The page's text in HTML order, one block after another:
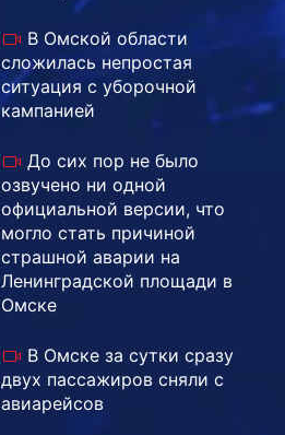
В Омской области
сложилась непростая
ситуация с уборочной
кампанией
До сих пор не было
озвучено ни одной
официальной версии, что
могло стать причиной
страшной аварии на
Ленинградской площади в
Омске
В Омске за сутки сразу
двух пассажиров сняли с
авиарейсов